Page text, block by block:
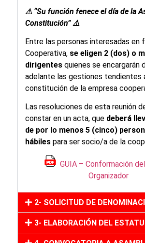
⚠ “Su función fenece el día de la
Constitución” ⚠
Entre las personas interesadas en
Cooperativa, se eligen 2 (dos) o
dirigentes quienes se encargarán
adelante las gestiones tendientes
constitución de la empresa
Las resoluciones de esta reunión
constar en un acta, que deberá
de por lo menos 5 (cinco)
hábiles para ser socio/a de la
GUIA – Conformación
Organizador
2- SOLICITUD DE
3- ELABORACIÓN DEL